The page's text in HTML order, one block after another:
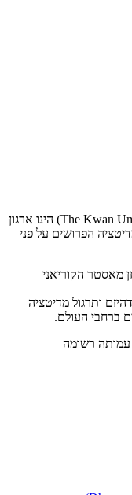
בית הספר לזן – "קואן אום" (The Kwan Um School of Zen) הינו ארגון
הפרושים על פני
מאסטר הקוריאני
ותרגול מדיטציה
ברחבי העולם.
עמותה רשומה